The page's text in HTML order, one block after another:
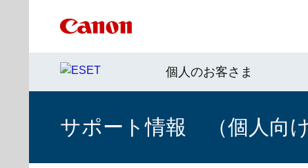
個人のお客さま
サポート情報 （個人向け